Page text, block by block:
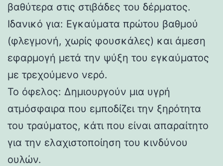
βαθύτερα στις στιβάδες του δέρματος.
Ιδανικό για: Εγκαύματα πρώτου βαθμού
(φλεγμονή, χωρίς φουσκάλες) και άμεση
εφαρμογή μετά την ψύξη του εγκαύματος
με τρεχούμενο νερό.
Το όφελος: Δημιουργούν μια υγρή
ατμόσφαιρα που εμποδίζει την ξηρότητα
του τραύματος, κάτι που είναι απαραίτητο
για την ελαχιστοποίηση του κινδύνου
ουλών.